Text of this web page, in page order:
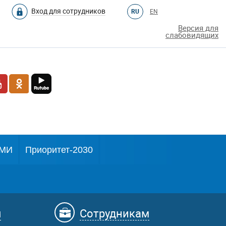
Вход для сотрудников RU EN
Версия для
слабовидящих
Приоритет-2030
Сотрудникам